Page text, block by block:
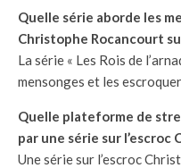
Quelle série aborde les
Christophe Rocancourt
La série « Les Rois de
mensonges et les
Quelle plateforme de
par une série sur l’escroc
Une série sur l’escroc